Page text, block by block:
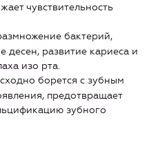
чувствительность
бактерий,
развитие кариеса и
изо рта.
борется с зубным
предотвращает
зубного